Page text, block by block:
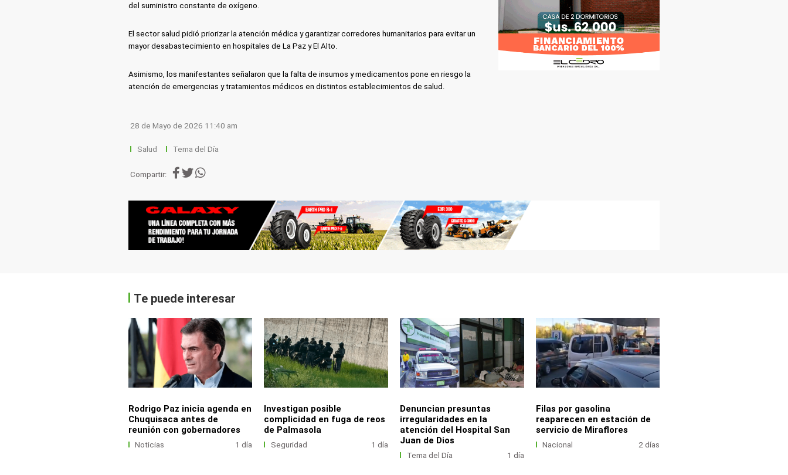
del suministro constante de oxígeno.
El sector salud pidió priorizar la atención médica y garantizar corredores humanitarios para evitar un
mayor desabastecimiento en hospitales de La Paz y El Alto.
Asimismo, los manifestantes señalaron que la falta de insumos y medicamentos pone en riesgo la
atención de emergencias y tratamientos médicos en distintos establecimientos de salud.
28 de Mayo de 2026 11:40 am
Salud Tema del Día
Compartir:
Te puede interesar
Rodrigo Paz inicia agenda en
Chuquisaca antes de
reunión con gobernadores
Noticias 1 día
Investigan posible
complicidad en fuga de reos
de Palmasola
Seguridad 1 día
Denuncian presuntas
irregularidades en la
atención del Hospital San
Juan de Dios
Tema del Día 1 día
Filas por gasolina
reaparecen en estación de
servicio de Miraflores
Nacional 2 días